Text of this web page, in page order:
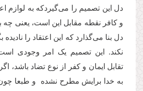
دل این تصمیم را می‌گیردکه به لوازم
و کافر نقطه مقابل این است، یعنی چه
دل بنا می‌گذارد که این اعتقاد را
نکند. این تصمیم یک امر وجودی
تقابل ایمان و کفر از نوع تضاد باشد،
به خدا برایش مطرح نشده و طبعا